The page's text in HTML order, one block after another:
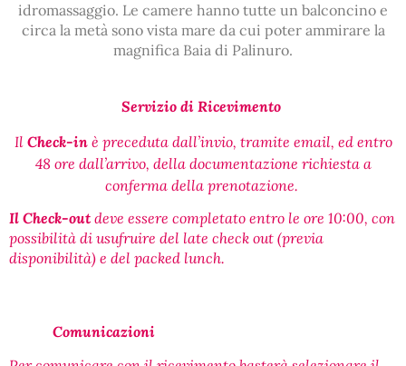
idromassaggio. Le camere hanno tutte un balconcino e
circa la metà sono vista mare da cui poter ammirare la
magnifica Baia di Palinuro.
Servizio di Ricevimento
Il Check-inè preceduta dall’invio, tramite email, ed entro
48 ore dall’arrivo, della documentazione richiesta a
conferma della prenotazione.
Il Check-out deve essere completato entro le ore 10:00, con
possibilità di usufruire del late check out (previa
disponibilità) e del packed lunch.
Comunicazioni